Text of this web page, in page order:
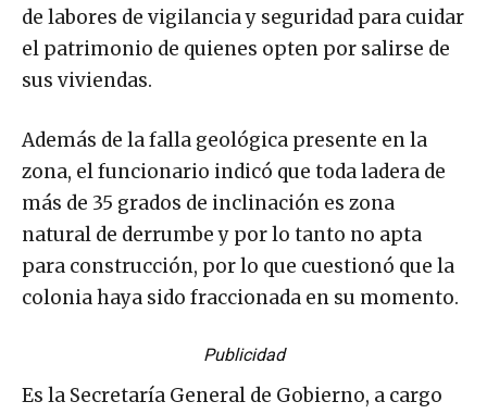
de labores de vigilancia y seguridad para cuidar
el patrimonio de quienes opten por salirse de
sus viviendas.
Además de la falla geológica presente en la
zona, el funcionario indicó que toda ladera de
más de 35 grados de inclinación es zona
natural de derrumbe y por lo tanto no apta
para construcción, por lo que cuestionó que la
colonia haya sido fraccionada en su momento.
Publicidad
Es la Secretaría General de Gobierno, a cargo